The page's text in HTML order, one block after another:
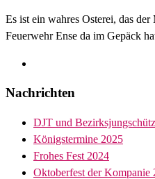
Es ist ein wahres Osterei, das
Feuerwehr Ense da im Gepäck
Nachrichten
DJT und
Königstermine 2025
Frohes Fest 2024
Oktoberfest der Kompanie